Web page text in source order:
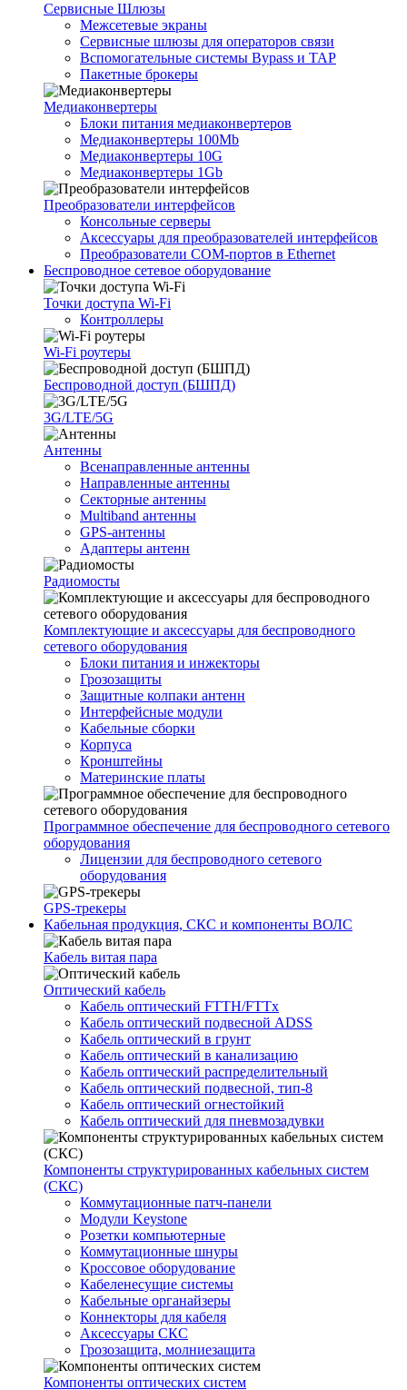
Сервисные Шлюзы
Межсетевые экраны
Сервисные шлюзы для операторов связи
Вспомогательные системы Bypass и TAP
Пакетные брокеры
Медиаконвертеры
Блоки питания медиаконвертеров
Медиаконвертеры 100Mb
Медиаконвертеры 10G
Медиаконвертеры 1Gb
Преобразователи интерфейсов
Консольные серверы
Аксессуары для преобразователей интерфейсов
Преобразователи COM-портов в Ethernet
Беспроводное сетевое оборудование
Точки доступа Wi-Fi
Контроллеры
Wi-Fi роутеры
Беспроводной доступ (БШПД)
3G/LTE/5G
Антенны
Всенаправленные антенны
Направленные антенны
Секторные антенны
Multiband антенны
GPS-антенны
Адаптеры антенн
Радиомосты
Комплектующие и аксессуары для беспроводного
сетевого оборудования
Блоки питания и инжекторы
Грозозащиты
Защитные колпаки антенн
Интерфейсные модули
Кабельные сборки
Корпуса
Кронштейны
Материнские платы
Программное обеспечение для беспроводного сетевого
оборудования
Лицензии для беспроводного сетевого
оборудования
GPS-трекеры
Кабельная продукция, СКС и компоненты ВОЛС
Кабель витая пара
Оптический кабель
Кабель оптический FTTH/FTTx
Кабель оптический подвесной ADSS
Кабель оптический в грунт
Кабель оптический в канализацию
Кабель оптический распределительный
Кабель оптический подвесной, тип-8
Кабель оптический огнестойкий
Кабель оптический для пневмозадувки
Компоненты структурированных кабельных систем
(СКС)
Коммутационные патч-панели
Модули Keystone
Розетки компьютерные
Коммутационные шнуры
Кроссовое оборудование
Кабеленесущие системы
Кабельные органайзеры
Коннекторы для кабеля
Аксессуары СКС
Грозозащита, молниезащита
Компоненты оптических систем